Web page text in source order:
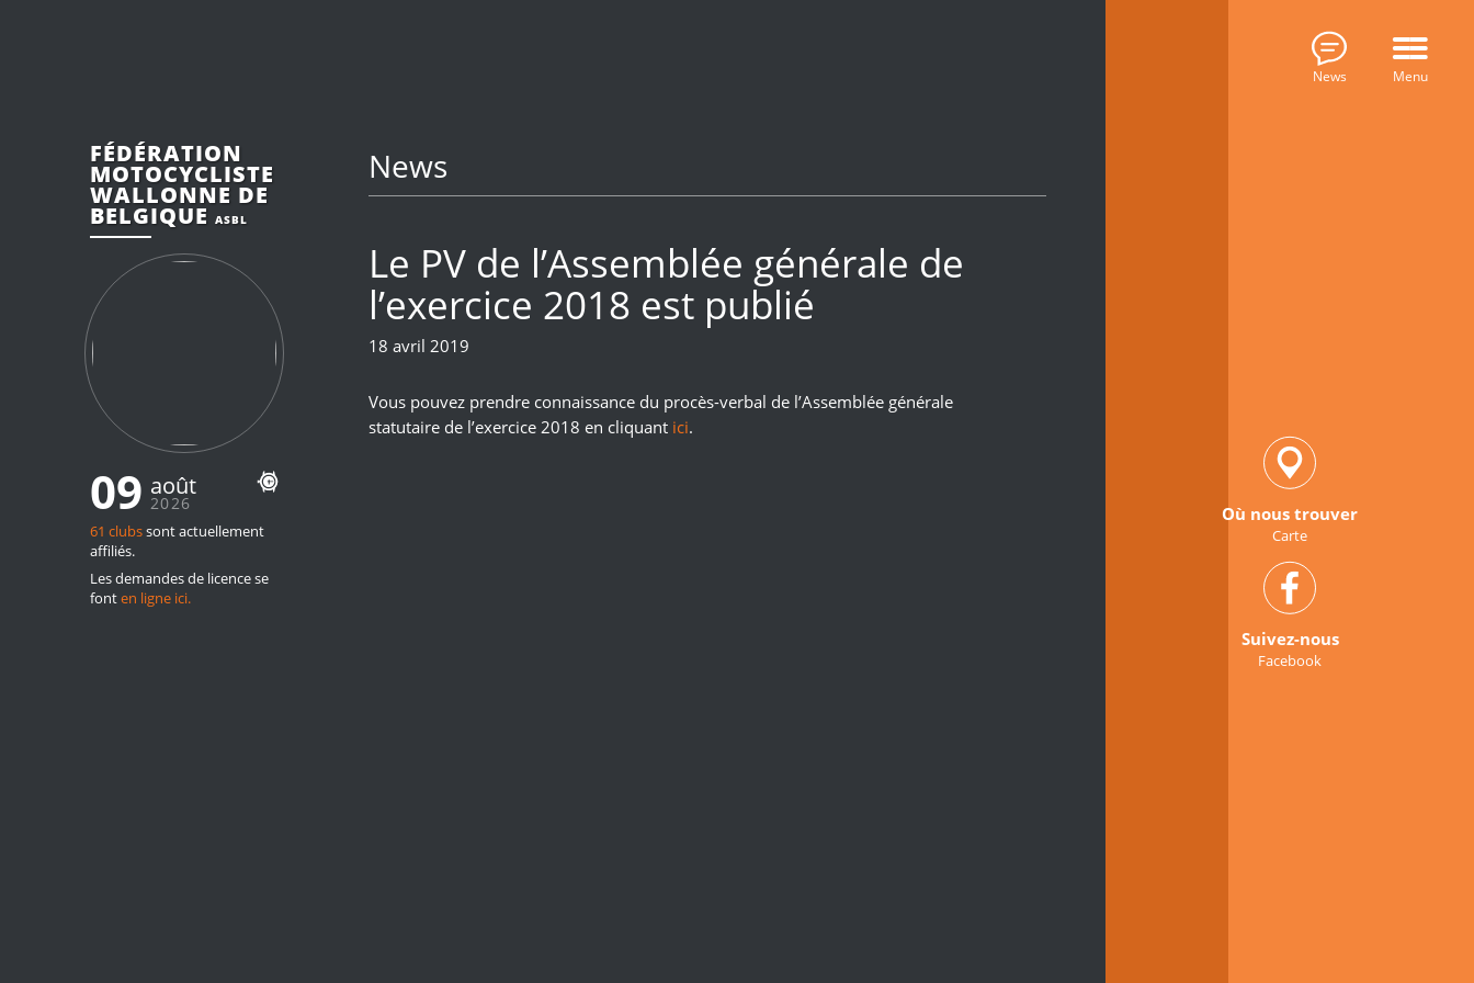
Menu
News
FÉDÉRATION
MOTOCYCLISTE
WALLONNE DE
BELGIQUE ASBL
09 août
2026
61 clubssont actuellement
affiliés.
Les demandes de licence se
fonten ligne ici.
News
Le PV de l’Assemblée générale de
l’exercice 2018 est publié
18 avril 2019
Vous pouvez prendre connaissance du procès-verbal de l’Assemblée générale
statutaire de l’exercice 2018 en cliquant ici.
Où nous trouver
Carte
Suivez-nous
Facebook